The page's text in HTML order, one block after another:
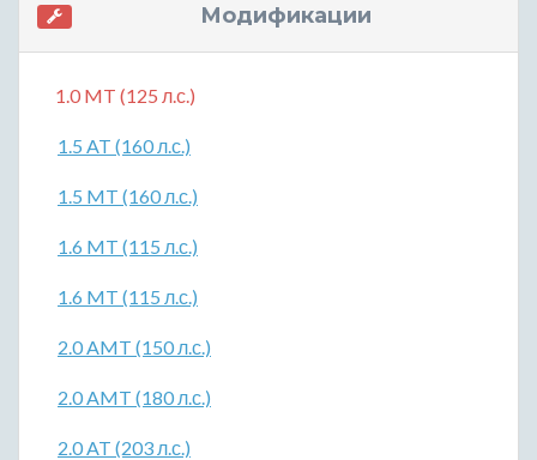
Модификации
1.0 MT (125 л.с.)
1.5 AT (160 л.с.)
1.5 MT (160 л.с.)
1.6 MT (115 л.с.)
1.6 MT (115 л.с.)
2.0 AMT (150 л.с.)
2.0 AMT (180 л.с.)
2.0 AT (203 л.с.)